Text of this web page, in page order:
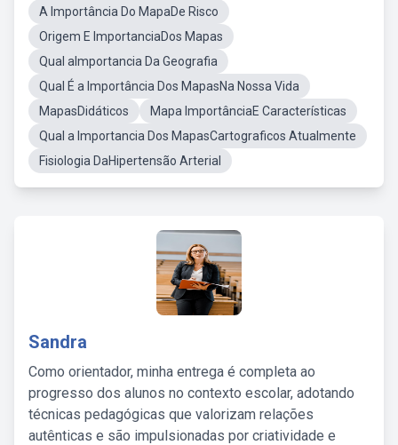
A Importância Do MapaDe Risco
Origem E ImportanciaDos Mapas
Qual aImportancia Da Geografia
Qual É a Importância Dos MapasNa Nossa Vida
MapasDidáticos
Mapa ImportânciaE Características
Qual a Importancia Dos MapasCartograficos Atualmente
Fisiologia DaHipertensão Arterial
Sandra
Como orientador, minha entrega é completa ao
progresso dos alunos no contexto escolar, adotando
técnicas pedagógicas que valorizam relações
autênticas e são impulsionadas por criatividade e